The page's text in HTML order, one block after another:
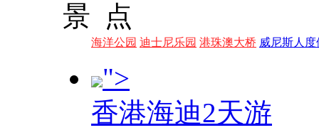
景 点
海洋公园 迪士尼乐园 港珠澳大桥 威尼斯人度
">
香港海迪2天游